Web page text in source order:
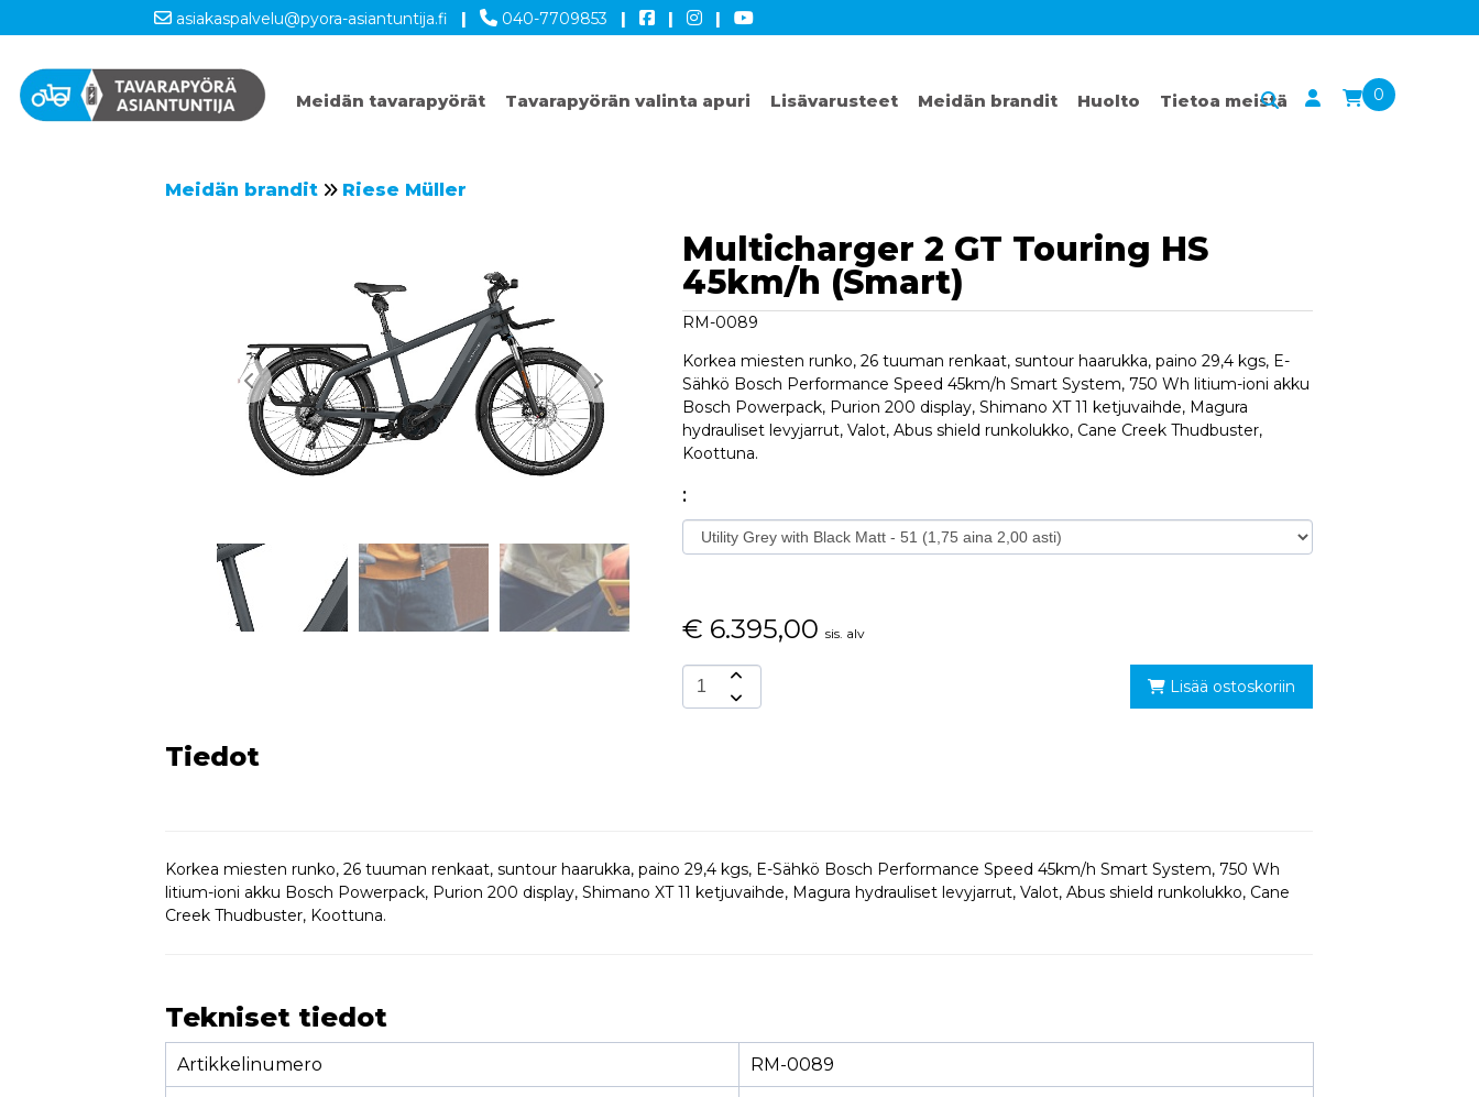
asiakaspalvelu@pyora-asiantuntija.fi | 040-7709853 | | |
Meidän tavarapyörät Tavarapyörän valinta apuri Lisävarusteet Meidän brandit Huolto Tietoa meistä 0
Meidän brandit Riese Müller
Multicharger 2 GT Touring HS
45km/h (Smart)
RM-0089
Korkea miesten runko, 26 tuuman renkaat, suntour haarukka, paino 29,4 kgs, E-
Sähkö Bosch Performance Speed 45km/h Smart System, 750 Wh litium-ioni akku
Bosch Powerpack, Purion 200 display, Shimano XT 11 ketjuvaihde, Magura
hydrauliset levyjarrut, Valot, Abus shield runkolukko, Cane Creek Thudbuster,
Koottuna.
:
€ 6.395,00 sis. alv
Lisää ostoskoriin
Tiedot
Korkea miesten runko, 26 tuuman renkaat, suntour haarukka, paino 29,4 kgs, E-Sähkö Bosch Performance Speed 45km/h Smart System, 750 Wh
litium-ioni akku Bosch Powerpack, Purion 200 display, Shimano XT 11 ketjuvaihde, Magura hydrauliset levyjarrut, Valot, Abus shield runkolukko, Cane
Creek Thudbuster, Koottuna.
Tekniset tiedot
Artikkelinumero RM-0089